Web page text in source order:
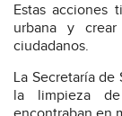
Estas acciones
urbana y
ciudadanos.
La Secretaría
la limpieza